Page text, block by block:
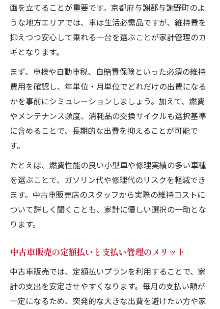
画を立てることが重要です。京都府与謝郡与謝野町のよ
うな地方エリアでは、車は生活必需品ですが、維持費を
抑えつつ安心して乗れる一台を選ぶことが家計管理のカ
ギとなります。
まず、車検や自動車税、自賠責保険といった必須の維持
費用を確認し、年単位・月単位でどれだけの出費になる
かを事前にシミュレーションしましょう。加えて、燃費
やメンテナンス頻度、消耗品の交換サイクルも選択基準
に含めることで、長期的な出費を抑えることが可能で
す。
たとえば、燃費性能の良い小型車や修理実績の多い車種
を選ぶことで、ガソリン代や修理代のリスクを軽減でき
ます。中古車販売店のスタッフから実際の維持コストに
ついて詳しく聞くことも、家計に優しい選択の一助とな
ります。
中古車販売の定額払いと支払い管理のメリット
中古車販売では、定額払いプランを利用することで、家
計の支出を安定させやすくなります。毎月の支払い額が
一定になるため、突発的な大きな出費を避けたい方や家